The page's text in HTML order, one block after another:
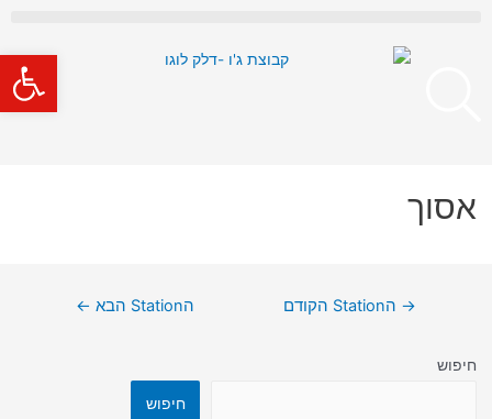
פתח
אסוך
→ הStation הקודם הStation הבא ←
חיפוש
חיפוש